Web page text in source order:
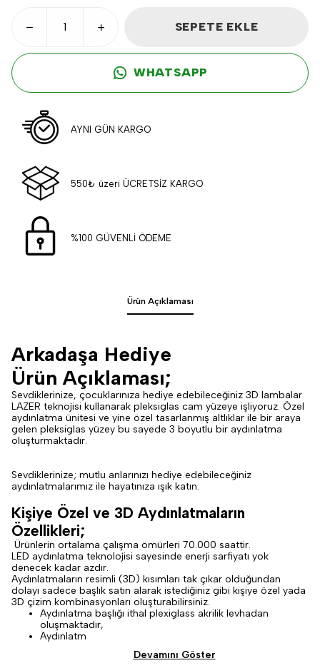
SEPETE EKLE
WHATSAPP
AYNI GÜN KARGO
550₺ üzeri ÜCRETSİZ KARGO
%100 GÜVENLİ ÖDEME
Ürün Açıklaması
Arkadaşa Hediye
Ürün Açıklaması;
Sevdiklerinize, çocuklarınıza hediye edebileceğiniz 3D lambalar
LAZER teknojisi kullanarak pleksiglas cam yüzeye işliyoruz. Özel
aydınlatma ünitesi ve yine özel tasarlanmış altlıklar ile bir araya
gelen pleksiglas yüzey bu sayede 3 boyutlu bir aydınlatma
oluşturmaktadır.
Sevdiklerinize; mutlu anlarınızı hediye edebileceğiniz
aydınlatmalarımız ile hayatınıza ışık katın.
Kişiye Özel ve 3D Aydınlatmaların
Özellikleri;
Ürünlerin ortalama çalışma ömürleri 70.000 saattir.
LED aydınlatma teknolojisi sayesinde enerji sarfiyatı yok
denecek kadar azdır.
Aydınlatmaların resimli (3D) kısımları tak çıkar olduğundan
dolayı sadece başlık satın alarak istediğiniz gibi kişiye özel yada
3D çizim kombinasyonları oluşturabilirsiniz.
Aydınlatma başlığı ithal plexiglass akrilik levhadan
oluşmaktadır,
Aydınlatm
Devamını Göster